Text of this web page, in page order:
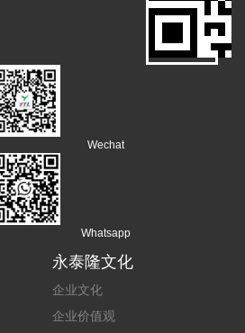
Wechat
Whatsapp
永泰隆文化
企业文化
企业价值观